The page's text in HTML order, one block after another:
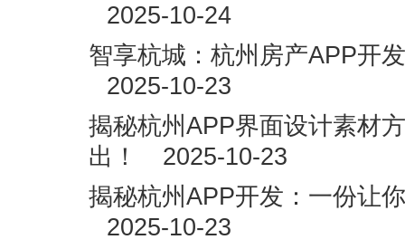
2025-10-24
智享杭城：杭州房产APP开
2025-10-23
揭秘杭州APP界面设计素材
出！
2025-10-23
揭秘杭州APP开发：一份让
2025-10-23